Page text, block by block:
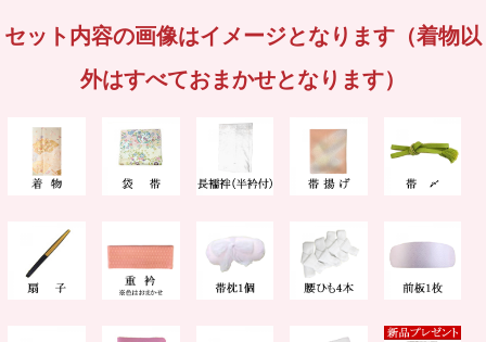
セット内容の画像はイメージとなります（着物以
外はすべておまかせとなります）